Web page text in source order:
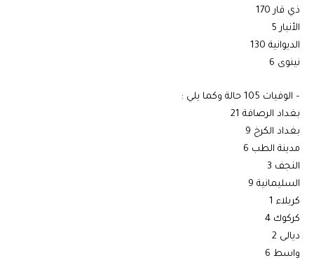
ذي قار 170
الأنبار 5
الديوانية 130
نينوى 6
– الوفيات 105 حالة وكما يلي :
بغداد الرصافة 21
بغداد الكرخ 9
مدينة الطب 6
النجف 3
السليمانية 9
كربلاء 1
كركوك 4
ديالى 2
واسط 6